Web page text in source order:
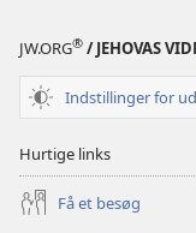
JW.ORG® / JEHOVAS
Indstillinger for
Hurtige links
Få et besøg